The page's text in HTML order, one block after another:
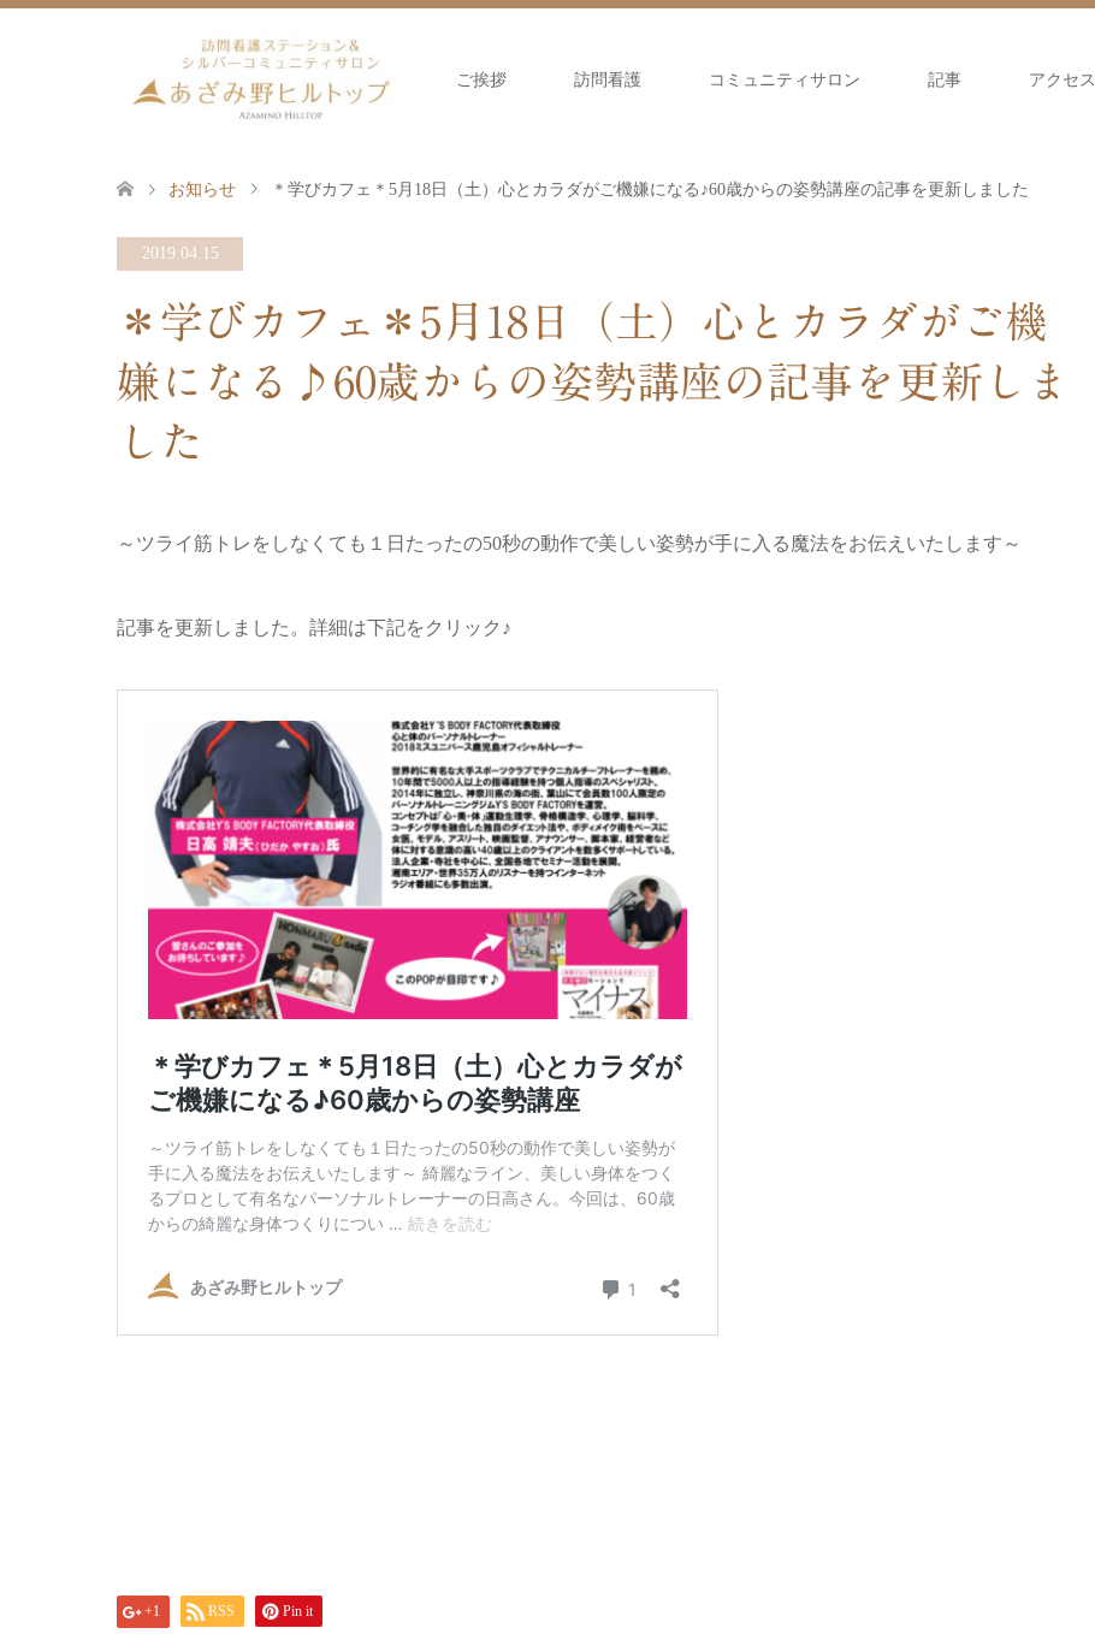
ご挨拶 訪問看護 コミュニティサロン 記事 アクセス
お知らせ ＊学びカフェ＊5月18日（土）心とカラダがご機嫌になる♪60歳からの姿勢講座の記事を更新しました
2019.04.15
＊学びカフェ＊5月18日（土）心とカラダがご機
嫌になる♪60歳からの姿勢講座の記事を更新しま
した
～ツライ筋トレをしなくても１日たったの50秒の動作で美しい姿勢が手に入る魔法をお伝えいたします～
記事を更新しました。詳細は下記をクリック♪
+1 RSS Pin it